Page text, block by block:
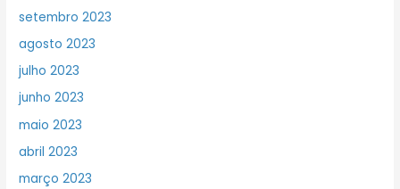
setembro 2023
agosto 2023
julho 2023
junho 2023
maio 2023
abril 2023
março 2023